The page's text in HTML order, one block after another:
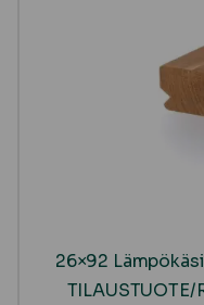
26×92
TILAUSTUOTE/